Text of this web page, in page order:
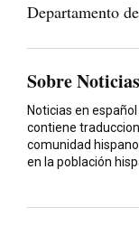
Departamento
Sobre
Noticias en
contiene
comunidad
en la población